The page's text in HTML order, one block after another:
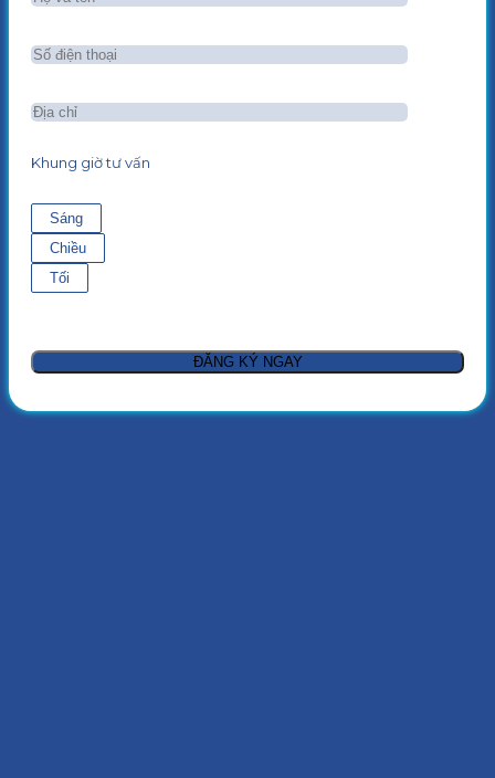
Khung giờ tư vấn
Sáng
Chiều
Tối